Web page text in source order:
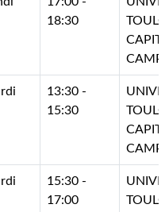
18:30
13:30 -
15:30
15:30 -
17:00